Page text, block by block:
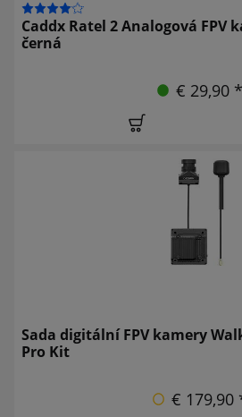
Caddx Ratel 2 Analogová FPV
černá
€ 29,90 *
Sada digitální FPV kamery
Pro Kit
€ 179,90